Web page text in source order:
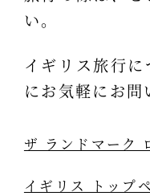
い。
イギリス旅行
にお気軽にお問
ザ ランドマーク
イギリス トップ